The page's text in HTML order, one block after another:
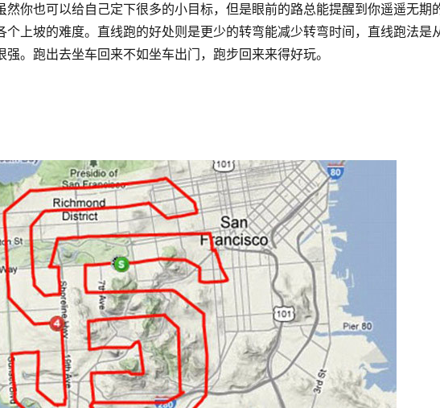
你也可以给自己定下很多的小目标，但是眼前的路总能提醒到你遥遥无期
上坡的难度。直线跑的好处则是更少的转弯能减少转弯时间，直线跑法是
。跑出去坐车回来不如坐车出门，跑步回来来得好玩。